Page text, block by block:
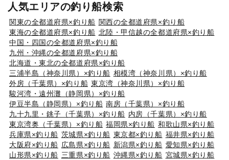
人気エリアの釣り船検索
関東の全都道府県×釣り船 関西の全都道府県×釣り船
東海の全都道府県×釣り船 北陸・甲信越の全都道府県×釣り船
中国・四国の全都道府県×釣り船
九州・沖縄の全都道府県×釣り船
北海道・東北の全都道府県×釣り船
三浦半島（神奈川県）×釣り船 相模湾（神奈川県）×釣り船
外房（千葉県）×釣り船 東京湾（神奈川県）×釣り船
駿河湾・遠州灘（静岡県）×釣り船
伊豆半島（静岡県）×釣り船 南房（千葉県）×釣り船
九十九里・銚子（千葉県）×釣り船 内房（千葉県）×釣り船
東京湾奥（千葉県）×釣り船 福岡県×釣り船 和歌山県×釣り船
兵庫県×釣り船 茨城県×釣り船 東京都×釣り船 福井県×釣り船
大阪府×釣り船 広島県×釣り船 新潟県×釣り船 愛知県×釣り船
山形県×釣り船 三重県×釣り船 沖縄県×釣り船 宮城県×釣り船